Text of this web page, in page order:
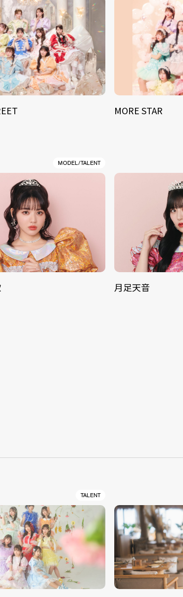
MORE STAR
MODEL/TALENT
月足天音
TALENT